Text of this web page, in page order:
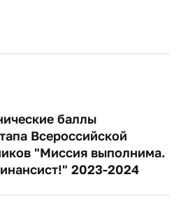
баллы
Всероссийской
"Миссия выполнима.
2023-2024